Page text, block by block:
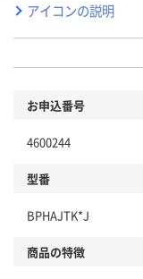
アイコンの説明
お申込番号
4600244
型番
BPHAJTK*J
商品の特徴